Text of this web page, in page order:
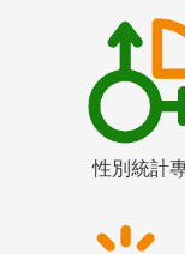
性別統計